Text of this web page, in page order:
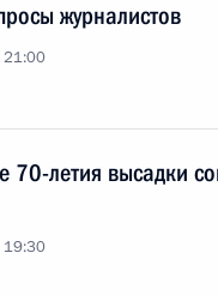
журналистов
21:00
70-летия высадки
19:30